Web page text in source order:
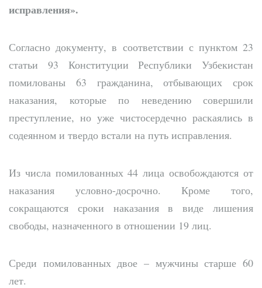
исправления».
Согласно документу, в соответствии с пунктом 23
статьи 93 Конституции Республики Узбекистан
помилованы 63 гражданина, отбывающих срок
наказания, которые по неведению совершили
преступление, но уже чистосердечно раскаялись в
содеянном и твердо встали на путь исправления.
Из числа помилованных 44 лица освобождаются от
наказания условно-досрочно. Кроме того,
сокращаются сроки наказания в виде лишения
свободы, назначенного в отношении 19 лиц.
Среди помилованных двое – мужчины старше 60
лет.